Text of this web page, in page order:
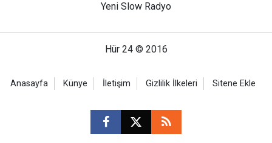
Yeni Slow Radyo
Hür 24 © 2016
Anasayfa Künye İletişim Gizlilik İlkeleri Sitene Ekle